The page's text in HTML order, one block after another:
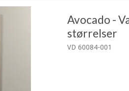
Avocado -
størrelser
VD 60084-001